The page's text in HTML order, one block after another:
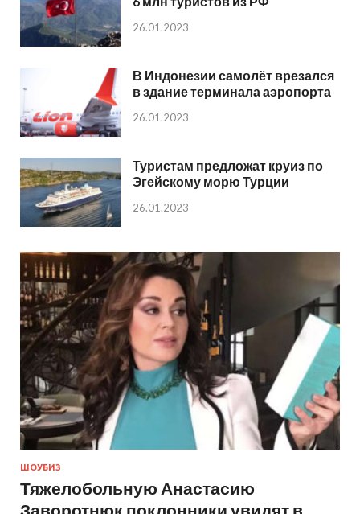
26.01.2023
В Индонезии самолёт врезался
в здание терминала аэропорта
26.01.2023
Туристам предложат круиз по
Эгейскому морю Турции
26.01.2023
ШОУБИЗ
Тяжелобольную Анастасию
Заворотнюк поклонники увидят в